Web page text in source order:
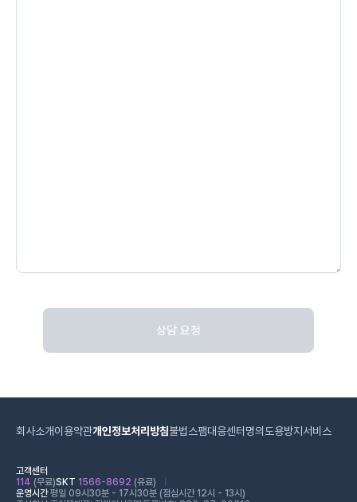
상담 요청
회사소개이용약관개인정보처리방침불법스팸대응센터 명의도용방지서비스
고객센터
114 (무료)SKT 1566-8692 (유료)
운영시간평일 09시30분 - 17시30분 (점심시간 12시 - 13시)